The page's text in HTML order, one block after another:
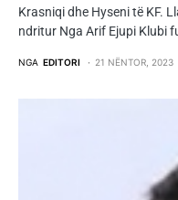
Krasniqi dhe Hyseni të KF.
ndritur Nga Arif Ejupi Klubi
NGA EDITORI 21 NËNTOR, 2023